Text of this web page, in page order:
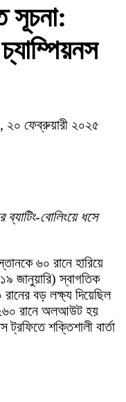
সূচনা:
২০ ফেব্রুয়ারী ২০২৫
বোলিংয়ে ধসে
৬০ রানে হারিয়ে
জানুয়ারি) স্বাগতিক
বড় লক্ষ্য দিয়েছিল
২৬০ রানে অলআউট হয়
শক্তিশালী বার্তা